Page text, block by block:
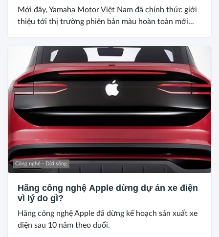
Mới đây, Yamaha Motor Việt Nam đã chính thức giới
thiệu tới thị trường phiên bản màu hoàn toàn mới...
Công nghệ - Đời sống
Hãng công nghệ Apple dừng dự án xe điện
vì lý do gì?
Hãng công nghệ Apple đã dừng kế hoạch sản xuất xe
điện sau 10 năm theo đuổi.